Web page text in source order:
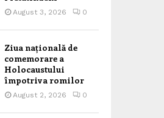
August 3, 2026 0
Ziua națională de
comemorare a
Holocaustului
împotriva romilor
August 2, 2026 0